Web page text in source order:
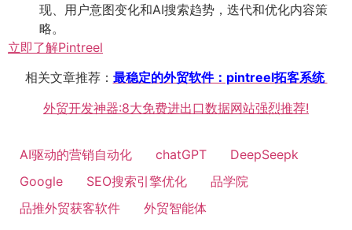
现、用户意图变化和AI搜索趋势，迭代和优化内容策
略。
立即了解Pintreel
相关文章推荐： 最稳定的外贸软件：pintreel拓客系统
外贸开发神器:8大免费进出口数据网站强烈推荐!
AI驱动的营销自动化 chatGPT
DeepSeepk
Google
SEO搜索引擎优化
品学院
品推外贸获客软件
外贸智能体